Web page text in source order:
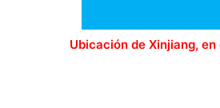
Ubicación de Xinjiang,